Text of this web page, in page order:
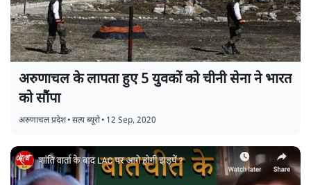
अरुणाचल के लापता हुए 5 युवकों को चीनी सेना ने भारत
को सौंपा
अरुणाचल प्रदेश•सत्य ब्यूरो• 12 Sep, 2020